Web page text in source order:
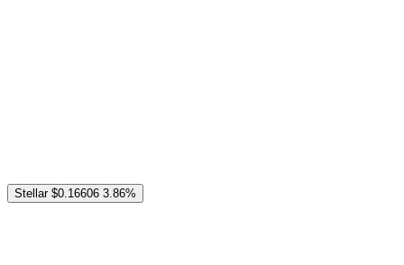
Stellar $0.16606 3.86%